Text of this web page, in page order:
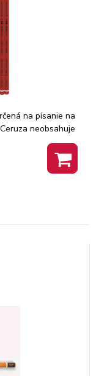
na písanie na
neobsahuje
písať na vlhký
a trvalá.
Farba